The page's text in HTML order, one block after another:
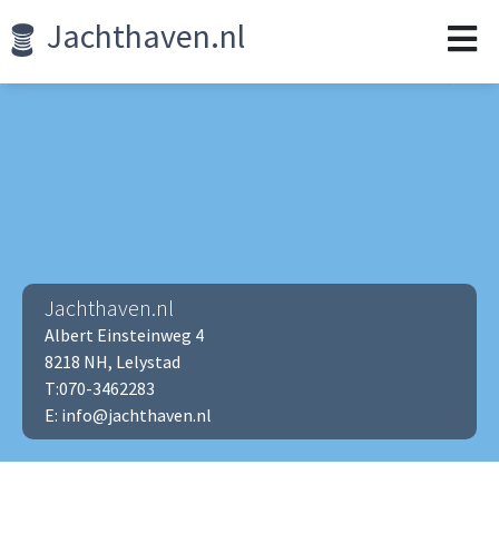
Jachthaven.nl
Jachthaven.nl
Albert Einsteinweg 4
8218 NH, Lelystad
T:070-3462283
E: info@jachthaven.nl